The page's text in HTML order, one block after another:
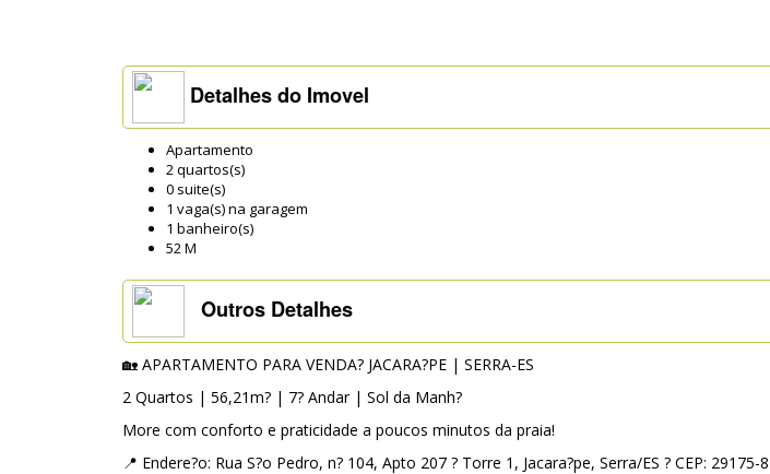
Detalhes do Imovel
Apartamento
2 quartos(s)
0 suite(s)
1 vaga(s) na garagem
1 banheiro(s)
52 M
Outros Detalhes
🏡 APARTAMENTO PARA VENDA? JACARA?PE | SERRA-ES
2 Quartos | 56,21m? | 7? Andar | Sol da Manh?
More com conforto e praticidade a poucos minutos da praia!
📍 Endere?o: Rua S?o Pedro, n? 104, Apto 207 ? Torre 1, Jacara?pe, Serra/ES ? CEP: 29175-